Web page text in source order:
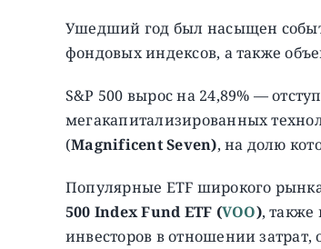
Ушедший год был насыщен
фондовых индексов, а также
S&P 500 вырос на 24,89% —
мегакапитализированных
(MagnificentSeven), на долю
Популярные ETF широкого
500 Index Fund ETF (VOO), также
инвесторов в отношении